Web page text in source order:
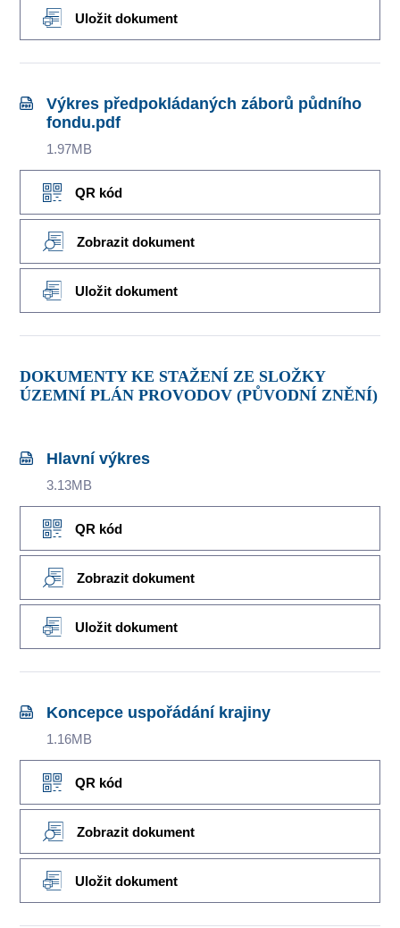
Uložit dokument
Výkres předpokládaných záborů půdního
fondu.pdf
1.97MB
QR kód
Zobrazit dokument
Uložit dokument
DOKUMENTY KE STAŽENÍ ZE SLOŽKY
ÚZEMNÍ PLÁN PROVODOV (PŮVODNÍ ZNĚNÍ)
Hlavní výkres
3.13MB
QR kód
Zobrazit dokument
Uložit dokument
Koncepce uspořádání krajiny
1.16MB
QR kód
Zobrazit dokument
Uložit dokument